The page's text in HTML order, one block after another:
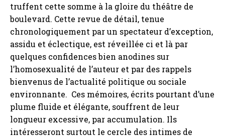
truffent cette somme à la gloire du théâtre de
boulevard. Cette revue de détail, tenue
chronologiquement par un spectateur d’exception,
assidu et éclectique, est réveillée ci et là par
quelques confidences bien anodines sur
l’homosexualité de l’auteur et par des rappels
bienvenus de l’actualité politique ou sociale
environnante. Ces mémoires, écrits pourtant d’une
plume fluide et élégante, souffrent de leur
longueur excessive, par accumulation. Ils
intéresseront surtout le cercle des intimes de